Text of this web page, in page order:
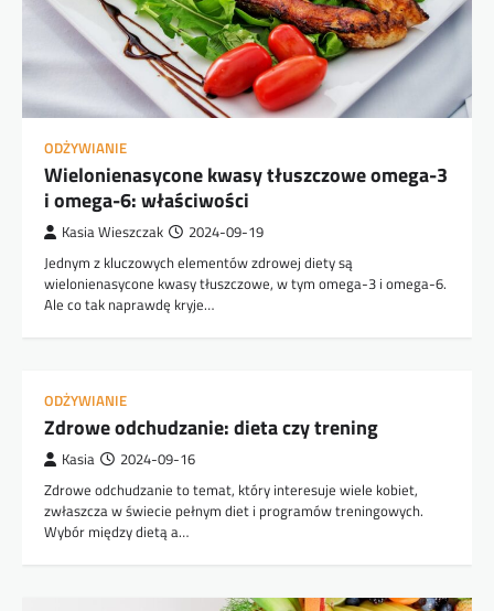
ODŻYWIANIE
Wielonienasycone kwasy tłuszczowe omega-3
i omega-6: właściwości
Kasia Wieszczak 2024-09-19
Jednym z kluczowych elementów zdrowej diety są
wielonienasycone kwasy tłuszczowe, w tym omega-3 i omega-6.
Ale co tak naprawdę kryje…
ODŻYWIANIE
Zdrowe odchudzanie: dieta czy trening
Kasia 2024-09-16
Zdrowe odchudzanie to temat, który interesuje wiele kobiet,
zwłaszcza w świecie pełnym diet i programów treningowych.
Wybór między dietą a…